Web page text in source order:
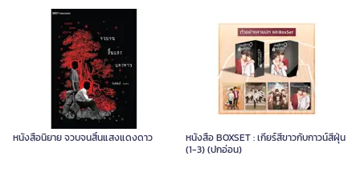
หนังสือนิยาย จวบจนสิ้นแสงแดงดาว
หนังสือ BOXSET : เกียร์สีขาวกับกาวน์สีฝุ่น
(1-3) (ปกอ่อน)